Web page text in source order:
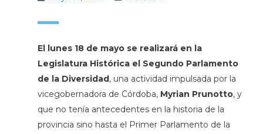
El lunes 18 de mayo se realizará en la
Legislatura Histórica el Segundo Parlamento
de la Diversidad, una actividad impulsada por la
vicegobernadora de Córdoba, Myrian Prunotto, y
que no tenía antecedentes en la historia de la
provincia sino hasta el Primer Parlamento de la